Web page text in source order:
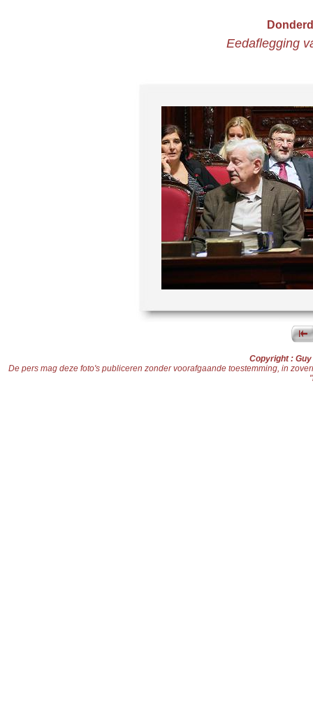
Eedaflegging
Copyright :
De pers mag deze foto's publiceren zonder voorafgaande toestemming, in